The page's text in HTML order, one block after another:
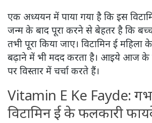
एक अध्ययन में पाया गया है कि इस
जन्म के बाद पूरा करने से बेहतर है कि
तभी पूरा किया जाए। विटामिन ई महिला
बढ़ाने में भी मदद करता है। आइये आज के
पर विस्तार में चर्चा करते हैं।
Vitamin E Ke Fayde:
विटामिन ई के फलकारी